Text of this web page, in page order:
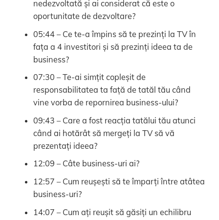
nedezvoltată și ai considerat că este o
oportunitate de dezvoltare?
05:44 – Ce te-a împins să te prezinți la TV în
fața a 4 investitori și să prezinți ideea ta de
business?
07:30 – Te-ai simțit copleșit de
responsabilitatea ta față de tatăl tău când
vine vorba de repornirea business-ului?
09:43 – Care a fost reacția tatălui tău atunci
când ai hotărât să mergeți la TV să vă
prezentați ideea?
12:09 – Câte business-uri ai?
12:57 – Cum reușești să te împarți între atâtea
business-uri?
14:07 – Cum ați reușit să găsiți un echilibru